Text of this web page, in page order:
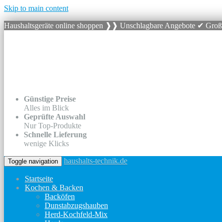
Skip to main content
Haushaltsgeräte online shoppen ❱❱ Unschlagbare Angebote ✔
Günstige Preise
Alles im Blick
Geprüfte Auswahl
Nur Top-Produkte
Schnelle Lieferung
wenige Klicks
Toggle navigation haushalts-technik.de
Startseite
Kochen & Backen
Backöfen
Dunstabzugshauben
Herd-Kochfeld-Mix